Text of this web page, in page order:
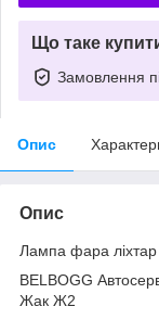
Що таке
Замовлення
Опис
Опис
Лампа фара
BELBOGG
Жак Ж2